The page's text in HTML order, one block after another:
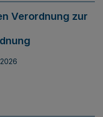
Verordnung zur